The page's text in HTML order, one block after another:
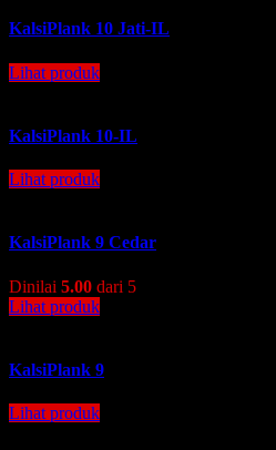
KalsiPlank 10 Jati-IL
Lihat produk
KalsiPlank 10-IL
Lihat produk
KalsiPlank 9 Cedar
Dinilai 5.00 dari 5
Lihat produk
KalsiPlank 9
Lihat produk